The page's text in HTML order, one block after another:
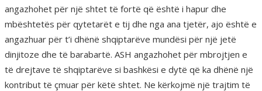
angazhohet për një shtet të fortë që është i hapur dhe
mbështetës për qytetarët e tij dhe nga ana tjetër, ajo është e
angazhuar për t’i dhënë shqiptarëve mundësi për një jetë
dinjitoze dhe të barabartë. ASH angazhohet për mbrojtjen e
të drejtave të shqiptarëve si bashkësi e dytë që ka dhënë një
kontribut të çmuar për këtë shtet. Ne kërkojmë një trajtim të